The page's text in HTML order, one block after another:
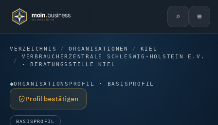
⌕ ≡
VERZEICHNIS / ORGANISATIONEN /
KIEL
/
VERBRAUCHERZENTRALE SCHLESWIG-HOLSTEIN E.V.
- BERATUNGSSTELLE KIEL
ORGANISATIONSPROFIL · BASISPROFIL
Profil bestätigen
BASISPROFIL